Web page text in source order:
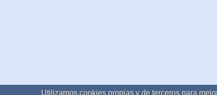
Utilizamos cookies propias y de terceros para